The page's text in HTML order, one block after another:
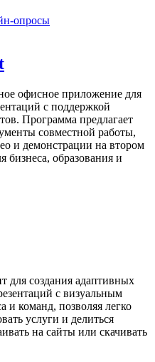
опросы
офисное приложение для
с поддержкой
Программа предлагает
совместной работы,
и демонстрации на втором
бизнеса, образования и
для создания адаптивных
с визуальным
и команд, позволяя легко
услуги и делиться
на сайты или скачивать